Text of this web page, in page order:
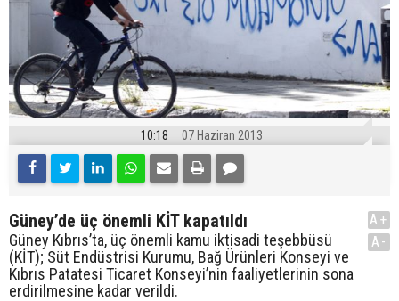
10:18 07 Haziran 2013
Güney’de üç önemli KİT kapatıldı
Güney Kıbrıs’ta, üç önemli kamu iktisadi teşebbüsü
(KİT); Süt Endüstrisi Kurumu, Bağ Ürünleri Konseyi ve
Kıbrıs Patatesi Ticaret Konseyi’nin faaliyetlerinin sona
erdirilmesine kadar verildi.
A+
A-